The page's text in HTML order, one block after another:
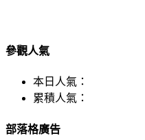
參觀人氣
本日人氣：
累積人氣：
部落格廣告